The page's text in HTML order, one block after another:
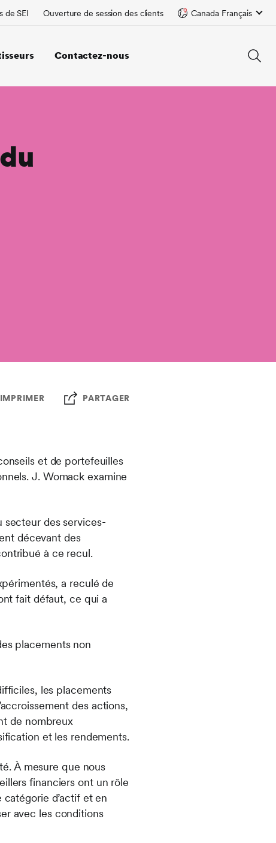
Contactez-nous
de SEI Ouverture de session des clients Canada Français
IMPRIMER PARTAGER
et de portefeuilles
J. Womack examine
des services-
décevant des
à ce recul.
a reculé de
fait défaut, ce qui a
placements non
les placements
des actions,
de nombreux
et les rendements.
À mesure que nous
financiers ont un rôle
d’actif et en
avec les conditions